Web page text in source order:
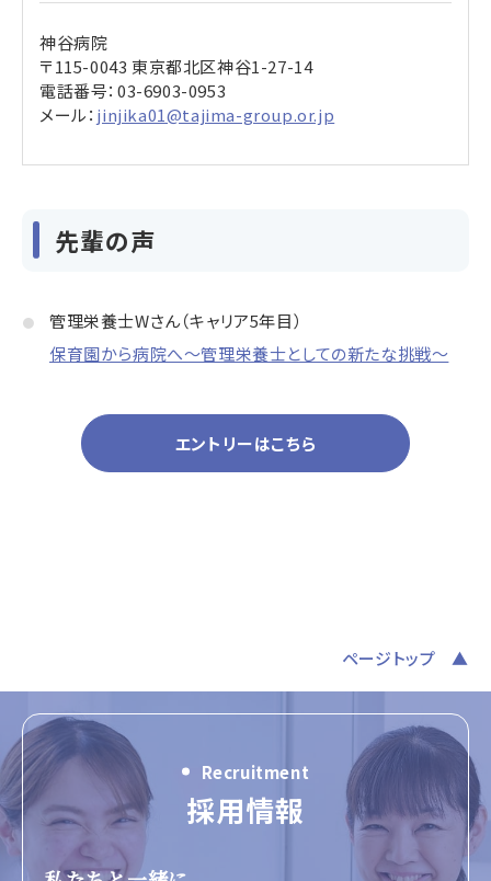
神谷病院
〒115-0043 東京都北区神谷1-27-14
電話番号： 03-6903-0953
メール： jinjika01@tajima-group.or.jp
先輩の声
管理栄養士Wさん（キャリア5年目）
保育園から病院へ～管理栄養士としての新たな挑戦～
エントリーはこちら
ページトップ
Recruitment
採用情報